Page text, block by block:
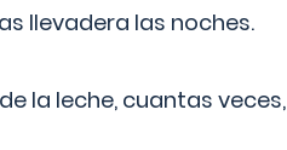
llevadera las noches.
la leche, cuantas veces,